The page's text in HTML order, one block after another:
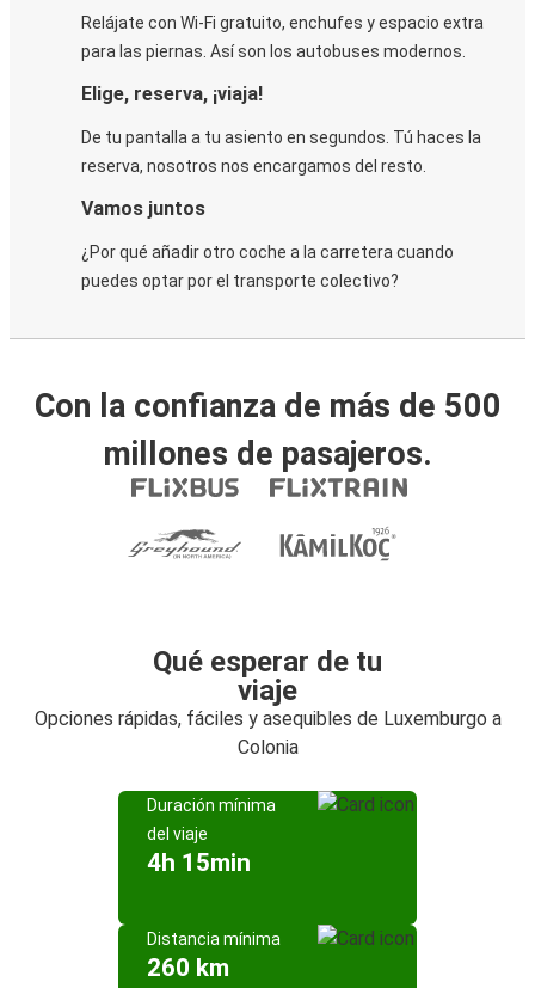
Relájate con Wi-Fi gratuito, enchufes y espacio extra
para las piernas. Así son los autobuses modernos.
Elige, reserva, ¡viaja!
De tu pantalla a tu asiento en segundos. Tú haces la
reserva, nosotros nos encargamos del resto.
Vamos juntos
¿Por qué añadir otro coche a la carretera cuando
puedes optar por el transporte colectivo?
Con la confianza de más de 500
millones de pasajeros.
Qué esperar de tu
viaje
Opciones rápidas, fáciles y asequibles de Luxemburgo a
Colonia
Duración mínima
del viaje
4h 15min
Distancia mínima
260 km